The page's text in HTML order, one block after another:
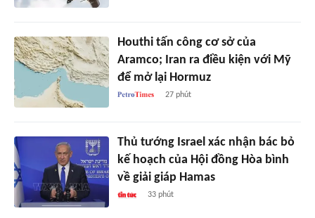
Houthi tấn công cơ sở của
Aramco; Iran ra điều kiện với Mỹ
để mở lại Hormuz
27 phút
Thủ tướng Israel xác nhận bác bỏ
kế hoạch của Hội đồng Hòa bình
về giải giáp Hamas
33 phút